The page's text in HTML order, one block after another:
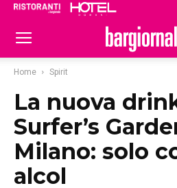
Home Spirit
La nuova
Surfer’s
Milano: solo
alcol